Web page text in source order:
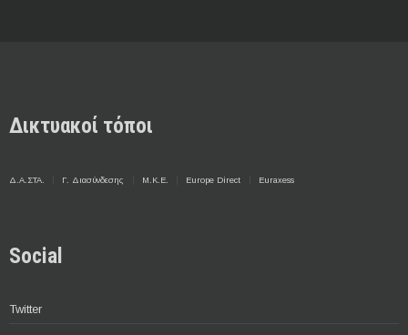
Δικτυακοί τόποι
Δ.Α.ΣΤΑ. Γ. Διασύνδεσης Μ.Κ.Ε. Europe Direct Euraxess
Social
Twitter